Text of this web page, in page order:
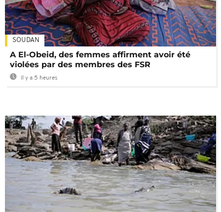
SOUDAN
A El-Obeid, des femmes affirment avoir été
violées par des membres des FSR
Il y a 5 heures